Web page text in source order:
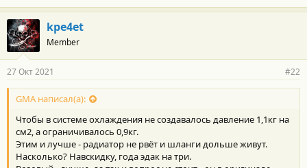
kpe4et
Member
27 Окт 2021 #22
GMA написал(а):
Чтобы в системе охлаждения не создавалось давление 1,1кг на
см2, а ограничивалось 0,9кг.
Этим и лучше - радиатор не рвёт и шланги дольше живут.
Насколько? Навскидку, года эдак на три.